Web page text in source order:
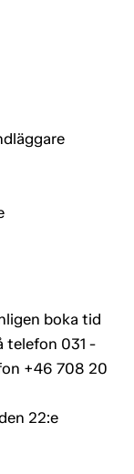
boka tid
telefon 031 -
+46 708 20
22:e